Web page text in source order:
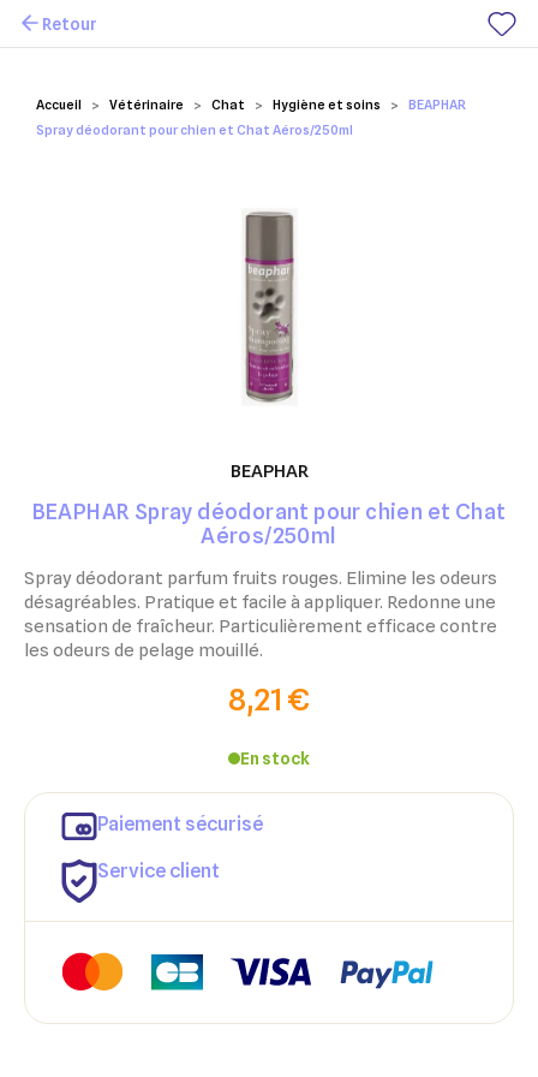
Mes favoris
Accueil Vétérinaire Chat Hygiène et soins
BEAPHAR
Spray déodorant pour chien et Chat Aéros/250ml
Retour
BEAPHAR
BEAPHAR Spray déodorant pour chien et Chat
Aéros/250ml
Spray déodorant parfum fruits rouges. Elimine les odeurs
désagréables. Pratique et facile à appliquer. Redonne une
sensation de fraîcheur. Particulièrement efficace contre
les odeurs de pelage mouillé.
8,21 €
En stock
Paiement sécurisé
Service client